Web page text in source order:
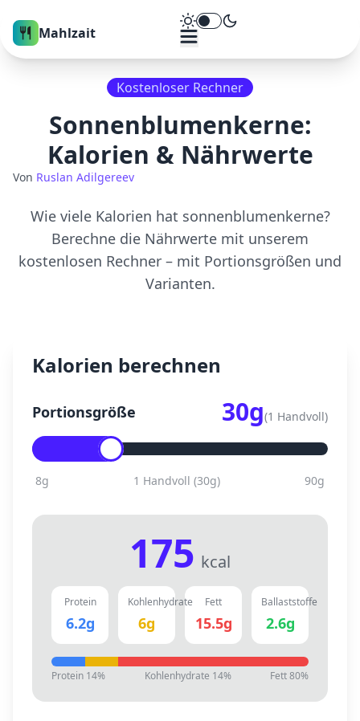
Mahlzait Theme umschalten
Kostenloser Rechner
Sonnenblumenkerne:
Kalorien & Nährwerte
Von Ruslan Adilgereev
Wie viele Kalorien hat sonnenblumenkerne?
Berechne die Nährwerte mit unserem
kostenlosen Rechner – mit Portionsgrößen und
Varianten.
Kalorien berechnen
Portionsgröße 30g(1 Handvoll)
8g 1 Handvoll (30g) 90g
175 kcal
Protein
6.2g
Kohlenhydrate
6g
Fett
15.5g
Ballaststoffe
2.6g
Protein 14% Kohlenhydrate 14% Fett80%